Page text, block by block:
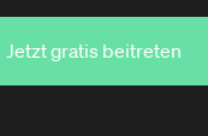
Jetzt gratis beitreten